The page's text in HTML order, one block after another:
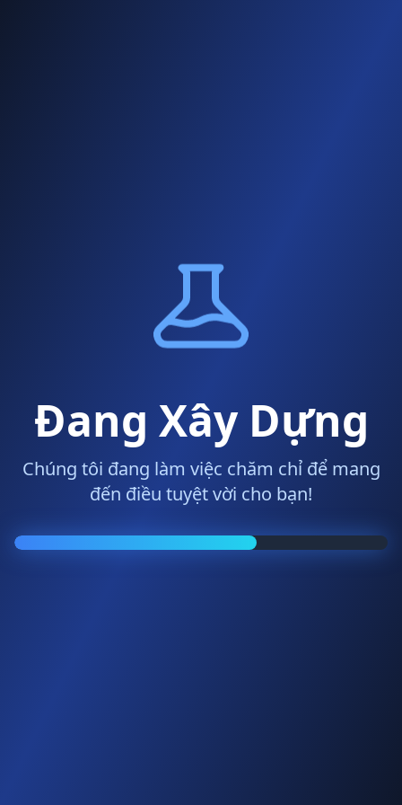
Đang Xây Dựng
Chúng tôi đang làm việc chăm chỉ để mang
đến điều tuyệt vời cho bạn!